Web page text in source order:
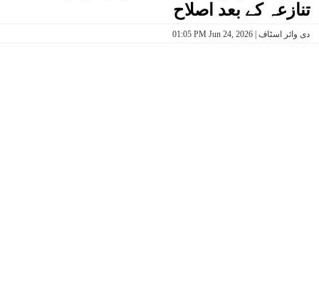
تنازعہ کے بعد اصلاح
01:05 PM Jun 24, 2026 | دی وائر اسٹاف